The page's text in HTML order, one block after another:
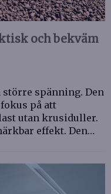
och bekväm
spänning. Den
på att
utan krusiduller.
effekt. Den…